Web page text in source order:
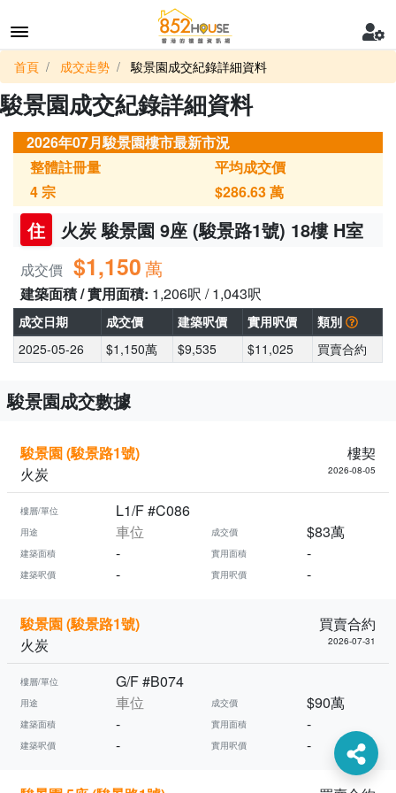
首頁 成交走勢 駿景園成交紀錄詳細資料
駿景園成交紀錄詳細資料
2026年07月駿景園樓市最新市況
整體註冊量
4宗
平均成交價
$286.63萬
住 火炭 駿景園 9座 (駿景路1號) 18樓 H室
成交價 $1,150萬
建築面積 / 實用面積: 1,206呎 / 1,043呎
成交日期 成交價 建築呎價 實用呎價
類別
2025-05-26
$1,150萬 $9,535 $11,025 買賣合約
駿景園成交數據
駿景園 (駿景路1號)
樓契
火炭
2026-08-05
樓層/單位 L1/F #C086
用途 車位 成交價 $83萬
建築面積 - 實用面積 -
建築呎價 - 實用呎價 -
駿景園 (駿景路1號)
買賣合約
火炭
2026-07-31
樓層/單位 G/F #B074
用途 車位 成交價 $90萬
建築面積 - 實用面積 -
建築呎價 - 實用呎價 -